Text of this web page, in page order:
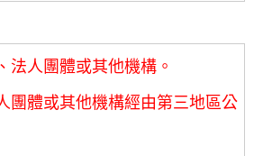
法人團體或其他機構。
團體或其他機構經由第三地區公